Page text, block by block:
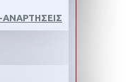
ΑΝΑΡΤΗΣΕΙΣ